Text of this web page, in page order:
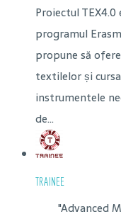
Proiectul
programul
propune să
textilelor și
instrumentele
de...
TRAINEE
"Advanced